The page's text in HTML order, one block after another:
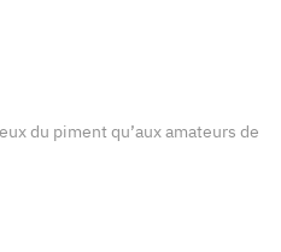
du piment qu’aux amateurs de